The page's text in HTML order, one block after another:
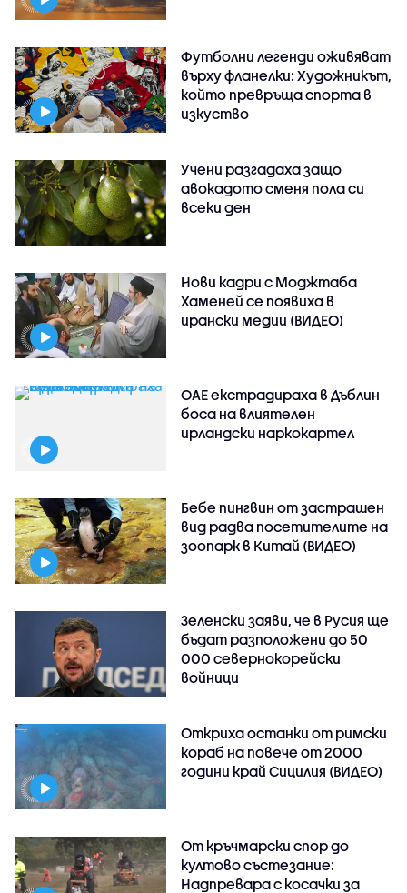
Футболни легенди оживяват
върху фланелки: Художникът,
който превръща спорта в
изкуство
Учени разгадаха защо
авокадото сменя пола си
всеки ден
Нови кадри с Моджтаба
Хаменей се появиха в
ирански медии (ВИДЕО)
ОАЕ екстрадираха в Дъблин
боса на влиятелен
ирландски наркокартел
Бебе пингвин от застрашен
вид радва посетителите на
зоопарк в Китай (ВИДЕО)
Зеленски заяви, че в Русия ще
бъдат разположени до 50
000 севернокорейски
войници
Откриха останки от римски
кораб на повече от 2000
години край Сицилия (ВИДЕО)
От кръчмарски спор до
култово състезание:
Надпревара с косачки за